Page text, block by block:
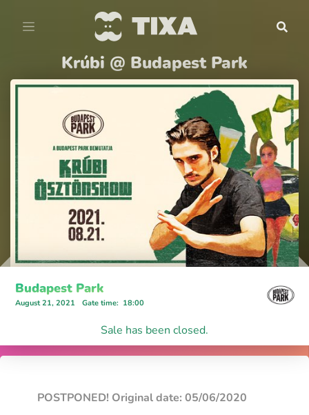
Krúbi @ Budapest Park
Budapest Park
August 21, 2021 Gate time: 18:00
Sale has been closed.
POSTPONED! Original date: 05/06/2020